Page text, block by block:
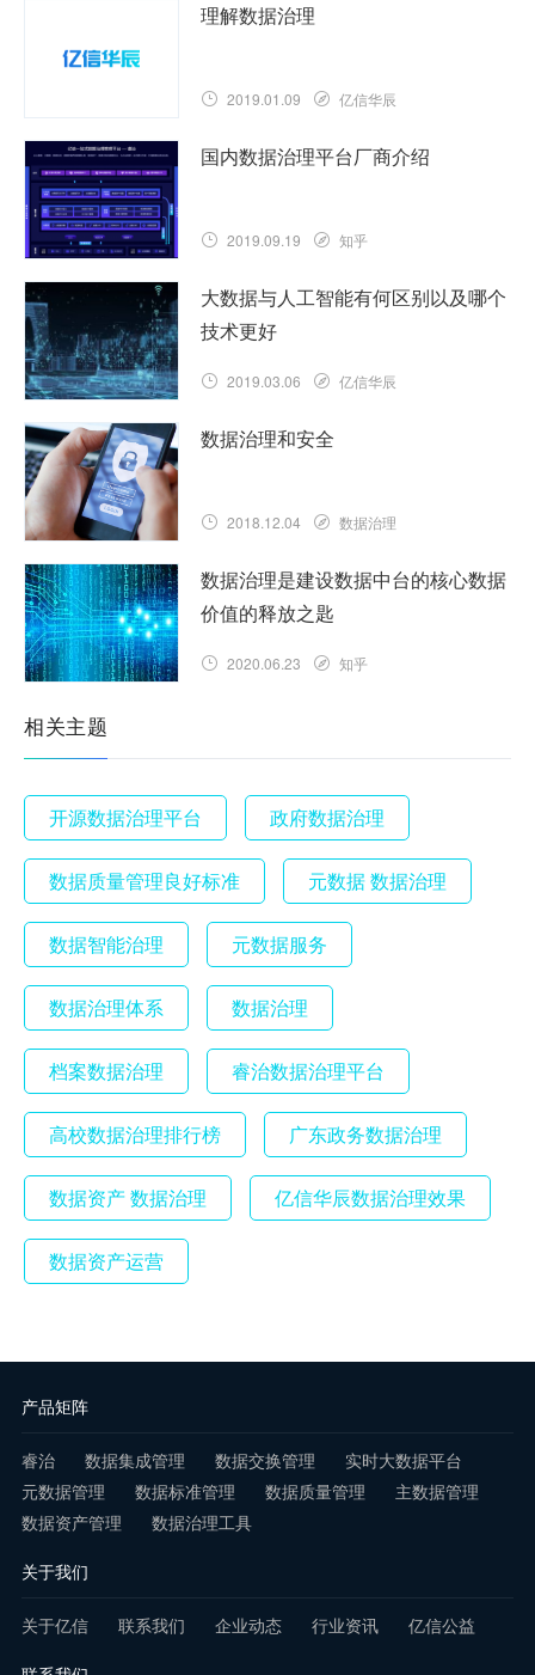
理解数据治理
2019.01.09 亿信华辰
国内数据治理平台厂商介绍
2019.09.19 知乎
大数据与人工智能有何区别以及哪个
技术更好
2019.03.06 亿信华辰
数据治理和安全
2018.12.04 数据治理
数据治理是建设数据中台的核心数据
价值的释放之匙
2020.06.23 知乎
相关主题
开源数据治理平台 政府数据治理
数据质量管理良好标准 元数据 数据治理
数据智能治理 元数据服务
数据治理体系 数据治理
档案数据治理 睿治数据治理平台
高校数据治理排行榜 广东政务数据治理
数据资产 数据治理 亿信华辰数据治理效果
数据资产运营
产品矩阵
睿治 数据集成管理 数据交换管理
实时大数据平台
元数据管理
数据标准管理 数据质量管理
主数据管理
数据资产管理
数据治理工具
关于我们
关于亿信 联系我们 企业动态 行业资讯 亿信公益